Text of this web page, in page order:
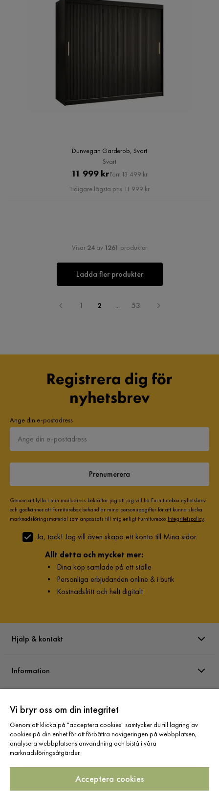
Dunvegan Garderob, Svart
Svart
Pris
11 999 krOriginal
Pris
Förr 13 499 kr
Tidigare lägsta pris 11 999 kr
Visar 24 av 1261 produkter
Ladda fler produkter
1 2 ... 53
Registrera dig för
nyhetsbrev
Ange din e-postadress
Prenumerera
Genom att fylla i min mailadress bekräftar jag att jag vill ha Furniturebox nyhetsbrev
och godkänner att Furniturebox behandlar mina personuppgifter för att kunna skicka
marknadsföringsmaterial som anpassats till mig enligt Furniturebox Integritetspolicy.
Ja, tack! Jag vill även skapa ett konto till Mina sidor.
Allt detta och mycket mer:
• Dina köp samlade på ett ställe
• Personliga erbjudanden online & i butik
• Kostnadsfritt och helt digitalt
Hjälp & kontakt
Information
Sortiment
Vi bryr oss om din integritet
Genom att klicka på "acceptera cookies" samtycker du till lagring av
cookies på din enhet för att förbättra navigeringen på webbplatsen,
analysera webbplatsens användning och bistå i våra
marknadsföringsåtgärder.
Acceptera cookies